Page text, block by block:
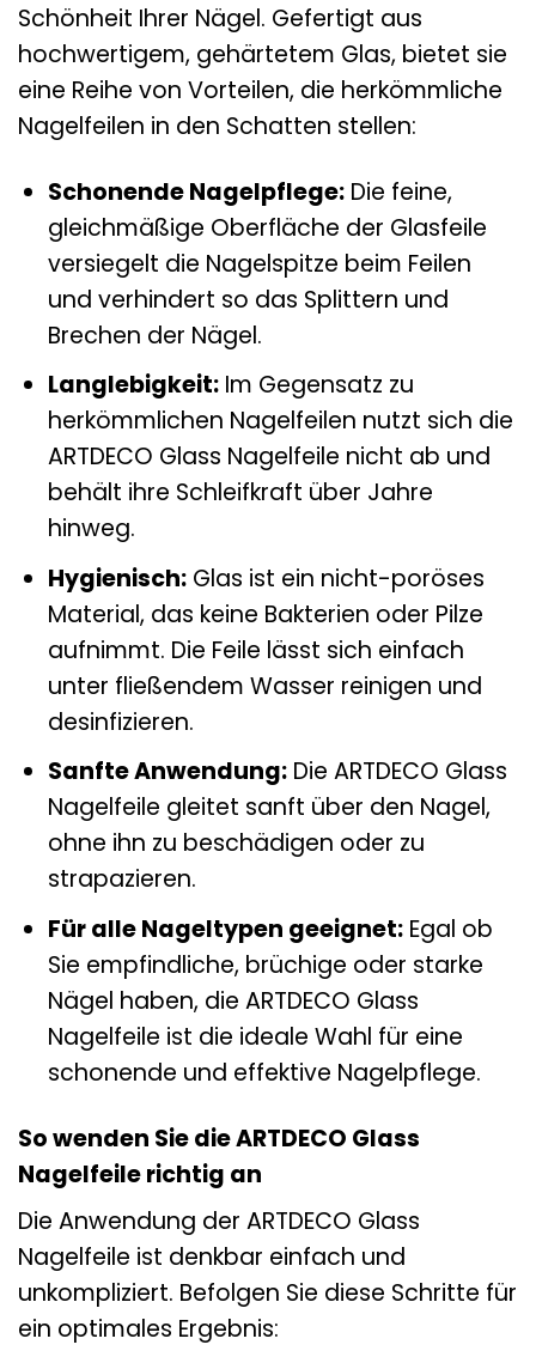
Schönheit Ihrer Nägel. Gefertigt aus
hochwertigem, gehärtetem Glas, bietet sie
eine Reihe von Vorteilen, die herkömmliche
Nagelfeilen in den Schatten stellen:
Schonende Nagelpflege:Die feine,
gleichmäßige Oberfläche der Glasfeile
versiegelt die Nagelspitze beim Feilen
und verhindert so das Splittern und
Brechen der Nägel.
Langlebigkeit:Im Gegensatz zu
herkömmlichen Nagelfeilen nutzt sich die
ARTDECO Glass Nagelfeile nicht ab und
behält ihre Schleifkraft über Jahre
hinweg.
Hygienisch:Glas ist ein nicht-poröses
Material, das keine Bakterien oder Pilze
aufnimmt. Die Feile lässt sich einfach
unter fließendem Wasser reinigen und
desinfizieren.
Sanfte Anwendung:Die ARTDECO Glass
Nagelfeile gleitet sanft über den Nagel,
ohne ihn zu beschädigen oder zu
strapazieren.
Für alle Nageltypen geeignet:Egal ob
Sie empfindliche, brüchige oder starke
Nägel haben, die ARTDECO Glass
Nagelfeile ist die ideale Wahl für eine
schonende und effektive Nagelpflege.
So wenden Sie die ARTDECO Glass
Nagelfeile richtig an
Die Anwendung der ARTDECO Glass
Nagelfeile ist denkbar einfach und
unkompliziert. Befolgen Sie diese Schritte für
ein optimales Ergebnis: